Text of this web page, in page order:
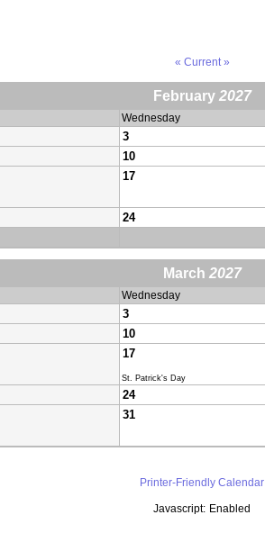
« Current »
February 2027
Wednesday
3
10
17
24
March 2027
Wednesday
3
10
17
St. Patrick's Day
24
31
Printer-Friendly Calendar
Javascript: Enabled